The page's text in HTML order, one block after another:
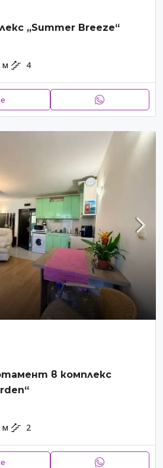
„Summer Breeze“
м 4
в комплекс
м 2